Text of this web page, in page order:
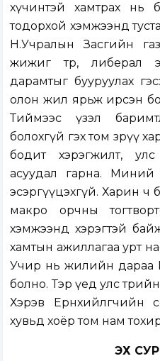
хүчинтэй хамтрах нь
тодорхой хэмжээнд
Н.Учралын Засгийн
жижиг төр, либерал
дарамтыг бууруулах
олон жил ярьж ирсэн
Тиймээс үзэл
болохгүй гэх том зөрүү
бодит хэрэгжилт,
асуудал гарна. Миний
эсэргүүцэхгүй. Харин ч
макро орчны
хэмжээнд хэрэгтэй
хамтын ажиллагаа урт
Учир нь жилийн дараа
болно. Тэр үед улс төрийн
Хэрэв Ерөнхийлөгчийн
хувьд хоёр том нам
ЭХ